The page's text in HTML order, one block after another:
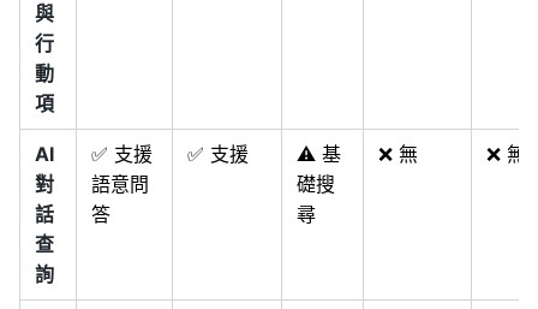
與
行
動
項
AI
對
話
查
詢
✅ 支援
語意問
答
✅ 支援
⚠️ 基
礎搜
尋
❌ 無 ❌ 無